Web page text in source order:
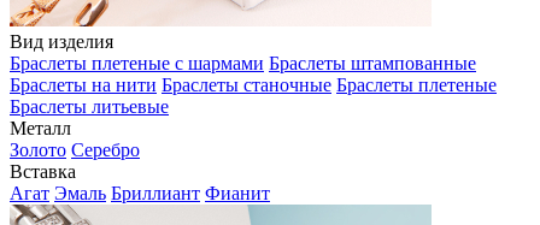
Вид изделия
Браслеты плетеные с шармами Браслеты штампованные
Браслеты на нити Браслеты станочные Браслеты плетеные
Браслеты литьевые
Металл
Золото Серебро
Вставка
Агат Эмаль Бриллиант Фианит